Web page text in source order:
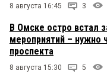
8 августа 16:45 3
В Омске остро встал
мероприятий – нужно
проспекта
8 августа 15:30 5